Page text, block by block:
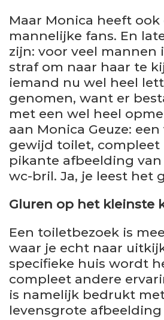
Maar Monica heeft ook
mannelijke fans. En
zijn: voor veel mannen
straf om naar haar te
iemand nu wel heel
genomen, want er
met een wel heel
aan Monica Geuze:
gewijd toilet, compleet
pikante afbeelding
wc-bril. Ja, je leest het
Gluren op het kleinste
Een toiletbezoek is
waar je echt naar
specifieke huis wordt
compleet andere
is namelijk bedrukt
levensgrote afbeelding